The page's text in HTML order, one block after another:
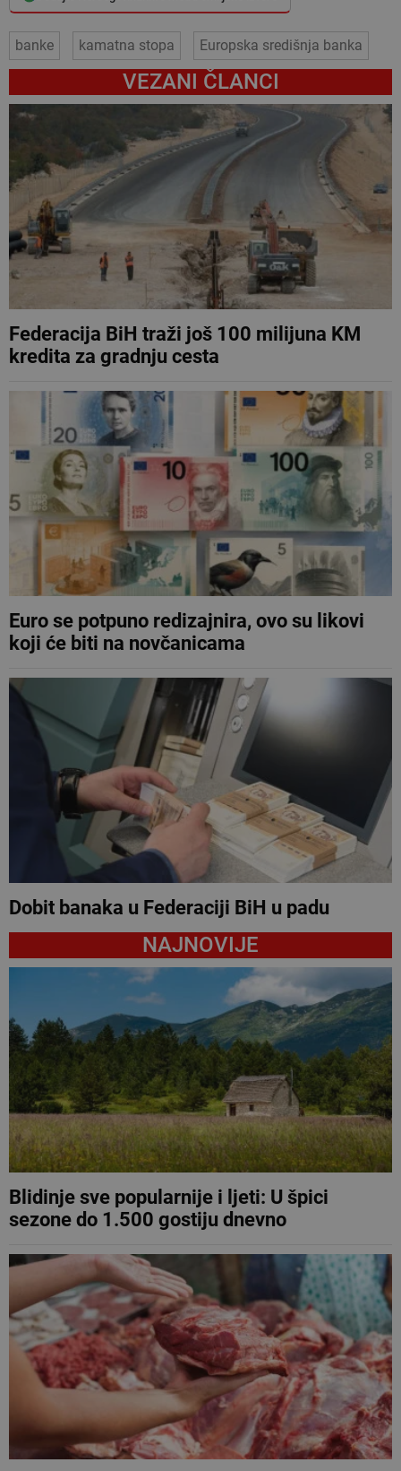
banke kamatna stopa Europska središnja banka
VEZANI ČLANCI
Federacija BiH traži još 100 milijuna KM
kredita za gradnju cesta
Euro se potpuno redizajnira, ovo su likovi
koji će biti na novčanicama
Dobit banaka u Federaciji BiH u padu
NAJNOVIJE
Blidinje sve popularnije i ljeti: U špici
sezone do 1.500 gostiju dnevno